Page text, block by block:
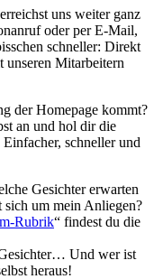
uns weiter ganz
oder per E-Mail,
schneller: Direkt
unseren Mitarbeitern
der Homepage kommt?
an und hol dir die
schneller und
Gesichter erwarten
sich um mein Anliegen?
Rubrik“ findest du die
Und wer ist
heraus!